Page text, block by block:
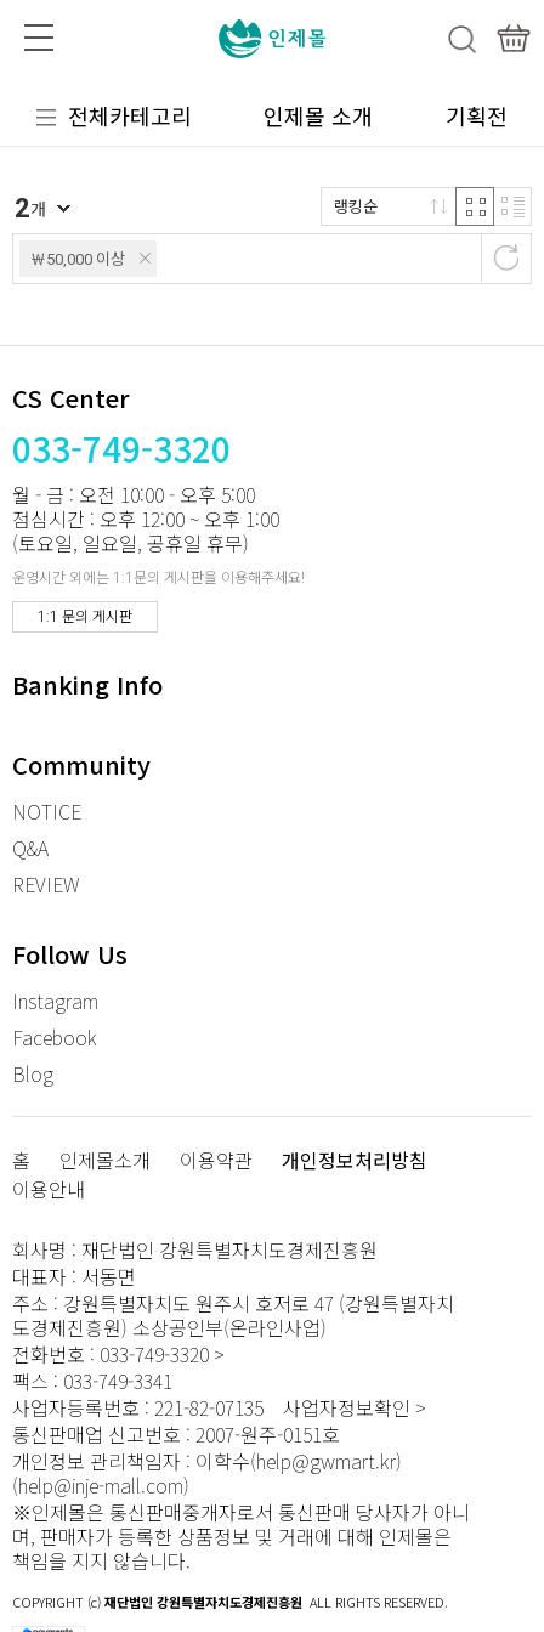
전체카테고리 인제몰 소개 기획전
￦50,000 이상
2개 랭킹순
CS Center
033-749-3320
월 - 금 : 오전 10:00 - 오후 5:00
점심시간 : 오후 12:00 ~ 오후 1:00
(토요일, 일요일, 공휴일 휴무)
운영시간 외에는 1:1문의 게시판을 이용해주세요!
1:1 문의 게시판
Banking Info
Community
NOTICE
Q&A
REVIEW
Follow Us
Instagram
Facebook
Blog
홈 인제몰소개 이용약관
개인정보처리방침
이용안내
회사명 : 재단법인 강원특별자치도경제진흥원
대표자 : 서동면
주소 : 강원특별자치도 원주시 호저로 47 (강원특별자치
도경제진흥원) 소상공인부(온라인사업)
전화번호 : 033-749-3320
팩스 : 033-749-3341
사업자등록번호 : 221-82-07135
사업자정보확인
통신판매업 신고번호 : 2007-원주-0151호
개인정보 관리책임자 : 이학수(help@gwmart.kr)
(help@inje-mall.com)
※인제몰은 통신판매중개자로서 통신판매 당사자가 아니
며, 판매자가 등록한 상품정보 및 거래에 대해 인제몰은
책임을 지지 않습니다.
COPYRIGHT (c)재단법인 강원특별자치도경제진흥원 ALL RIGHTS RESERVED.